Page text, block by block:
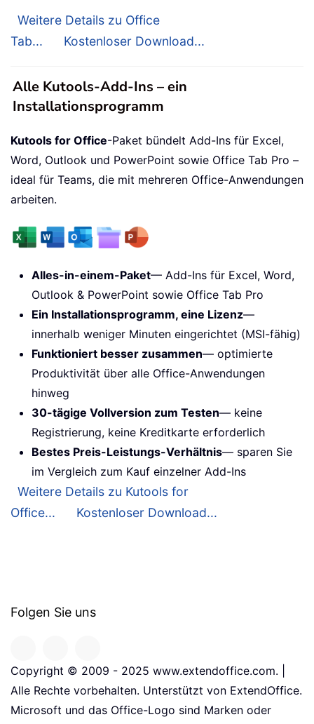
Weitere Details zu Office
Tab...
Kostenloser Download...
Alle Kutools-Add-Ins – ein
Installationsprogramm
Kutools for Office-Paket bündelt Add-Ins für Excel,
Word, Outlook und PowerPoint sowie Office Tab Pro –
ideal für Teams, die mit mehreren Office-Anwendungen
arbeiten.
Alles-in-einem-Paket— Add-Ins für Excel, Word,
Outlook & PowerPoint sowie Office Tab Pro
Ein Installationsprogramm, eine Lizenz—
innerhalb weniger Minuten eingerichtet (MSI-fähig)
Funktioniert besser zusammen— optimierte
Produktivität über alle Office-Anwendungen
hinweg
30-tägige Vollversion zum Testen— keine
Registrierung, keine Kreditkarte erforderlich
Bestes Preis-Leistungs-Verhältnis— sparen Sie
im Vergleich zum Kauf einzelner Add-Ins
Weitere Details zu Kutools for
Office...
Kostenloser Download...
Folgen Sie uns
Copyright © 2009 - 2025 www.extendoffice.com. |
Alle Rechte vorbehalten. Unterstützt von ExtendOffice.
Microsoft und das Office-Logo sind Marken oder